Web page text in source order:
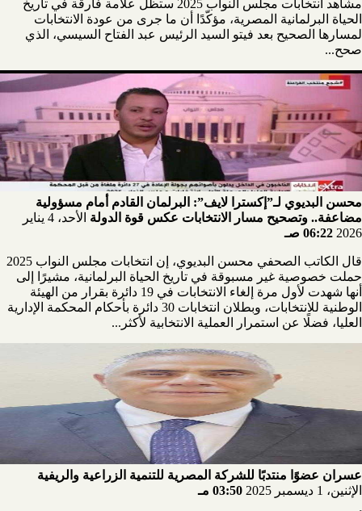
مشاهد انتخابات مجلس النواب 2025 ستظل علامة فارقة في تاريخ
الحياة البرلمانية المصرية، مؤكّدًا أن ما جرى من عودة الانتخابات
لمسارها الصحيح بعد فيتو السيد الرئيس عبد الفتاح السيسي، الذي
صحح...
محسن البديوي لـ”إكسترا لايف”: البرلمان القادم أمام مسؤولية
مضاعفة.. وتصحيح مسار الانتخابات عكس قوة الدولة
الأحد، 4 يناير
2026 06:22 صـ
قال الكاتب الصحفي محسن البديوي، إن انتخابات مجلس النواب 2025
حملت خصوصية غير مسبوقة في تاريخ الحياة البرلمانية، مشيرًا إلى
أنها شهدت لأول مرة إلغاء الانتخابات في 19 دائرة بقرار من الهيئة
الوطنية للانتخابات، وبطلان انتخابات 30 دائرة بأحكام المحكمة الإدارية
العليا، فضلًا عن استمرار العملية الانتخابية لأكثر...
عسران عضوًا منتدبًا للشركة المصرية للتنمية الزراعية والريفية
الإثنين، 1 ديسمبر 2025
03:50 مـ